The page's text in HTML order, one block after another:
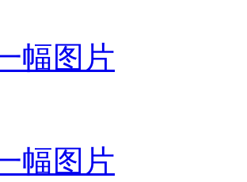
幅图片
幅图片